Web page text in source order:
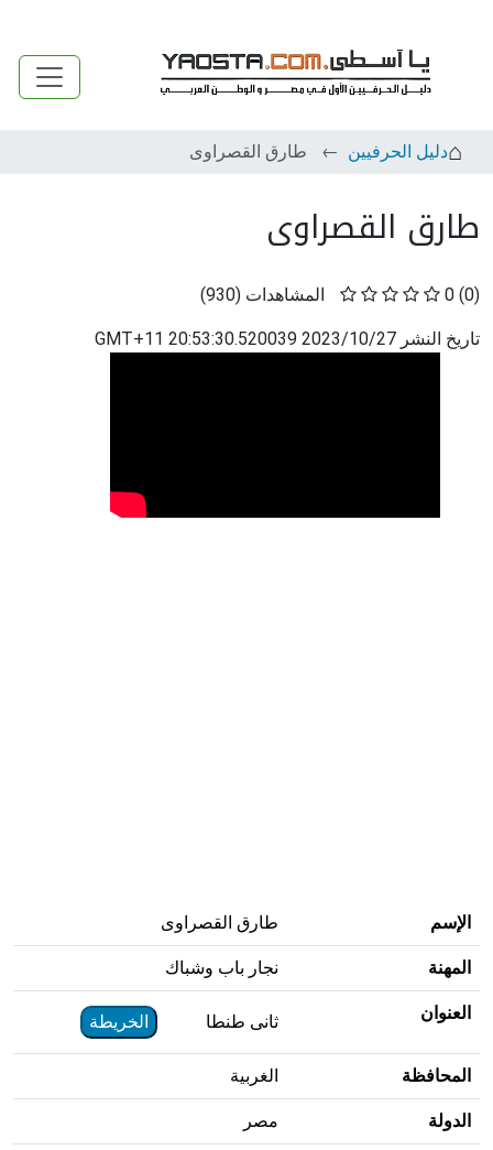
دليل الحرفيين طارق القصراوى
طارق القصراوى
(0)
0 المشاهدات (
930
)
تاريخ النشر 2023/10/27 20:53:30.520039 GMT+11
الإسم طارق القصراوى
المهنة نجار باب وشباك
العنوان ثانى طنطا الخريطة
المحافظة الغربية
الدولة مصر